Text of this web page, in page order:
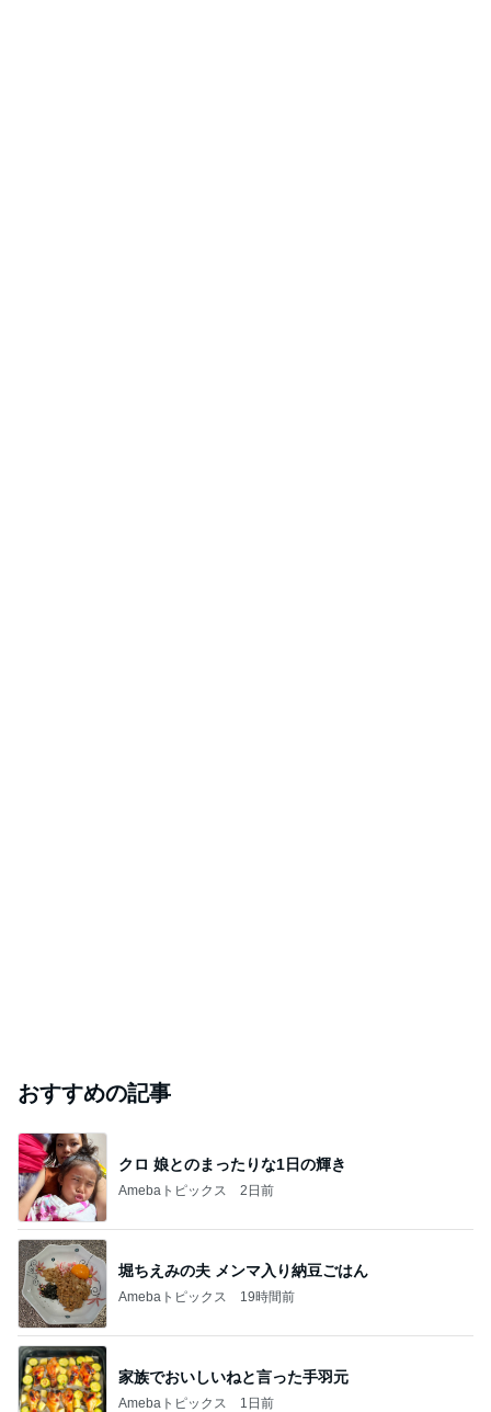
おすすめの記事
クロ 娘とのまったりな1日の輝き
Amebaトピックス 2日前
堀ちえみの夫 メンマ入り納豆ごはん
Amebaトピックス 19時間前
家族でおいしいねと言った手羽元
Amebaトピックス 1日前